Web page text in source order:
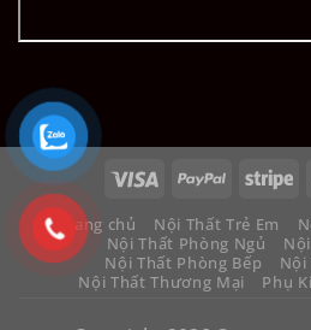
Trang chủ Nội Thất Trẻ Em
Nội Thất Phòng Ngủ
Nội Thất Phòng Bếp
Nội
Nội Thất Thương Mại
Phụ